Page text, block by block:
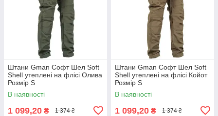
Штани Gman Софт Шел Soft
Shell утеплені на флісі Олива
Розмір S
В наявності
1 099,20 ₴ 1 374 ₴
Штани Gman Софт Шел Soft
Shell утеплені на флісі Койот
Розмір S
В наявності
1 099,20 ₴ 1 374 ₴